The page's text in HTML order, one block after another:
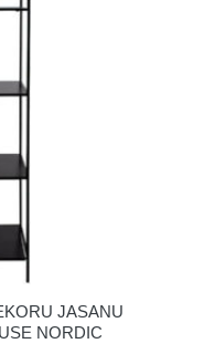
JASANU
NORDIC